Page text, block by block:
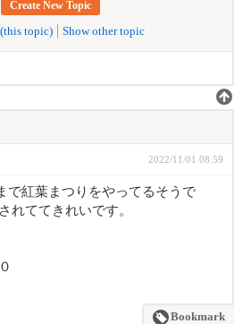
Create New Topic
topic) Show other topic
2022/11/01 08:59
で紅葉まつりをやってるそうで
れててきれいです。
Bookmark